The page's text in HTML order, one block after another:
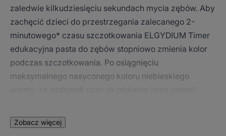
zaledwie kilkudziesięciu sekundach mycia zębów. Aby
zachęcić dzieci do przestrzegania zalecanego 2-
minutowego* czasu szczotkowania ELGYDIUM Timer
edukacyjna pasta do zębów stopniowo zmienia kolor
podczas szczotkowania. Po osiągnięciu
maksymalnego nasyconego koloru niebieskiego
naturalnego.
Pasta do zębów z Fluorinolem®, który pomaga
Zobacz więcej